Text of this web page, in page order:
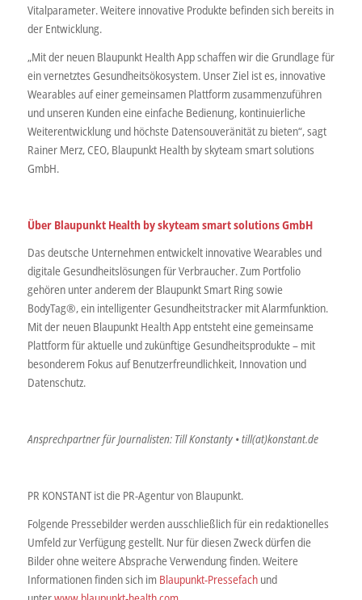
Vitalparameter. Weitere innovative Produkte befinden sich bereits in
der Entwicklung.
„Mit der neuen Blaupunkt Health App schaffen wir die Grundlage für
ein vernetztes Gesundheitsökosystem. Unser Ziel ist es, innovative
Wearables auf einer gemeinsamen Plattform zusammenzuführen
und unseren Kunden eine einfache Bedienung, kontinuierliche
Weiterentwicklung und höchste Datensouveränität zu bieten“, sagt
Rainer Merz, CEO, Blaupunkt Health by skyteam smart solutions
GmbH.
Über Blaupunkt Health by skyteam smart solutions GmbH
Das deutsche Unternehmen entwickelt innovative Wearables und
digitale Gesundheitslösungen für Verbraucher. Zum Portfolio
gehören unter anderem der Blaupunkt Smart Ring sowie
BodyTag®, ein intelligenter Gesundheitstracker mit Alarmfunktion.
Mit der neuen Blaupunkt Health App entsteht eine gemeinsame
Plattform für aktuelle und zukünftige Gesundheitsprodukte – mit
besonderem Fokus auf Benutzerfreundlichkeit, Innovation und
Datenschutz.
Ansprechpartner für Journalisten: Till Konstanty • till(at)konstant.de
PR KONSTANT ist die PR-Agentur von Blaupunkt.
Folgende Pressebilder werden ausschließlich für ein redaktionelles
Umfeld zur Verfügung gestellt. Nur für diesen Zweck dürfen die
Bilder ohne weitere Absprache Verwendung finden. Weitere
Informationen finden sich im Blaupunkt-Pressefachund